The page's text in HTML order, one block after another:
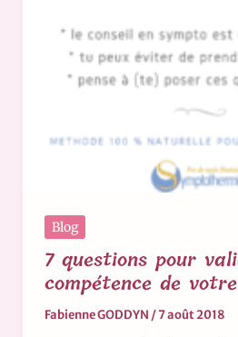
Blog
7 questions pour
compétence de
Fabienne GODDYN /7 août 2018